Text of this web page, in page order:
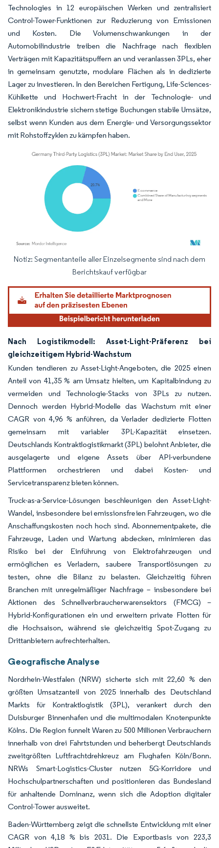
Technologies in 12 europäischen Werken und zentralisiert
Control-Tower-Funktionen zur Reduzierung von Emissionen
und Kosten. Die Volumenschwankungen in der
Automobilindustrie treiben die Nachfrage nach flexiblen
Verträgen mit Kapazitätspuffern an und veranlassen 3PLs, eher
in gemeinsam genutzte, modulare Flächen als in dedizierte
Lager zu investieren. In den Bereichen Fertigung, Life-Sciences-
Kühlkette und Hochwert-Fracht in der Technologie- und
Elektronikindustrie sichern stetige Buchungen stabile Umsätze,
selbst wenn Kunden aus dem Energie- und Versorgungssektor
mit Rohstoffzyklen zu kämpfen haben.
Bild © Mordor Intelligence. Wiederverwendung erfordert Namensnennung
Notiz: Segmentanteile aller Einzelsegmente sind nach dem
Berichtskauf verfügbar
Nach Logistikmodell: Asset-Light-Präferenz bei
gleichzeitigem Hybrid-Wachstum
Kunden tendieren zu Asset-Light-Angeboten, die 2025 einen
Anteil von 41,35 % am Umsatz hielten, um Kapitalbindung zu
vermeiden und Technologie-Stacks von 3PLs zu nutzen.
Dennoch werden Hybrid-Modelle das Wachstum mit einer
CAGR von 4,96 % anführen, da Verlader dedizierte Flotten
gemeinsam mit variabler 3PL-Kapazität einsetzen.
Deutschlands Kontraktlogistikmarkt (3PL) belohnt Anbieter, die
ausgelagerte und eigene Assets über API-verbundene
Plattformen orchestrieren und dabei Kosten- und
Servicetransparenz bieten können.
Truck-as-a-Service-Lösungen beschleunigen den Asset-Light-
Wandel, insbesondere bei emissionsfreien Fahrzeugen, wo die
Anschaffungskosten noch hoch sind. Abonnementpakete, die
Fahrzeuge, Laden und Wartung abdecken, minimieren das
Risiko bei der Einführung von Elektrofahrzeugen und
ermöglichen es Verladern, saubere Transportlösungen zu
testen, ohne die Bilanz zu belasten. Gleichzeitig führen
Branchen mit unregelmäßiger Nachfrage – insbesondere bei
Aktionen des Schnellverbraucherwarensektors (FMCG) –
Hybrid-Konfigurationen ein und erweitern private Flotten für
die Hochsaison, während sie gleichzeitig Spot-Zugang zu
Drittanbietern aufrechterhalten.
Geografische Analyse
Nordrhein-Westfalen (NRW) sicherte sich mit 22,60 % den
größten Umsatzanteil von 2025 innerhalb des Deutschland
Markts für Kontraktlogistik (3PL), verankert durch den
Duisburger Binnenhafen und die multimodalen Knotenpunkte
Kölns. Die Region funnelt Waren zu 500 Millionen Verbrauchern
innerhalb von drei Fahrtstunden und beherbergt Deutschlands
zweitgrößten Luftfrachtdrehkreuz am Flughafen Köln/Bonn.
NRWs Smart-Logistics-Cluster nutzen 5G-Korridore und
Hochschulpartnerschaften und positionieren das Bundesland
für anhaltende Dominanz, wenn sich die Adoption digitaler
Control-Tower ausweitet.
Baden-Württemberg zeigt die schnellste Entwicklung mit einer
CAGR von 4,18 % bis 2031. Die Exportbasis von 223,3